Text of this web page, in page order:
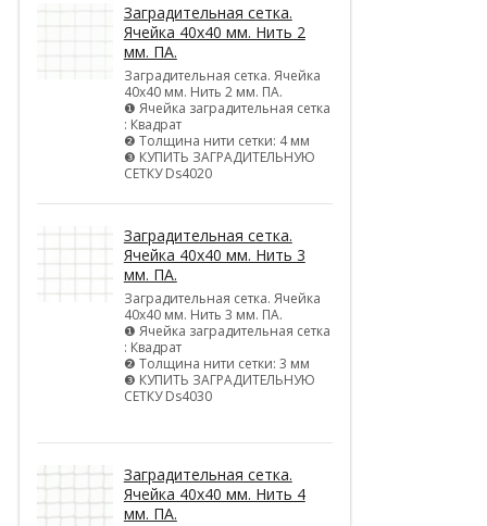
Заградительная сетка.
Ячейка 40х40 мм. Нить 2
мм. ПА.
Заградительная сетка. Ячейка
40х40 мм. Нить 2 мм. ПА.
❶ Ячейка заградительная сетка
: Квадрат
❷ Толщина нити сетки: 4 мм
❸ КУПИТЬ ЗАГРАДИТЕЛЬНУЮ
СЕТКУ Ds4020
Заградительная сетка.
Ячейка 40х40 мм. Нить 3
мм. ПА.
Заградительная сетка. Ячейка
40х40 мм. Нить 3 мм. ПА.
❶ Ячейка заградительная сетка
: Квадрат
❷ Толщина нити сетки: 3 мм
❸ КУПИТЬ ЗАГРАДИТЕЛЬНУЮ
СЕТКУ Ds4030
Заградительная сетка.
Ячейка 40х40 мм. Нить 4
мм. ПА.